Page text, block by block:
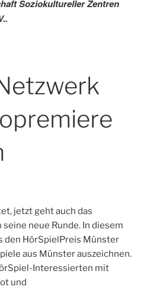
Soziokultureller Zentren
jetzt geht auch das
neue Runde. In diesem
den HörSpielPreis Münster
aus Münster auszeichnen.
Interessierten mit
und